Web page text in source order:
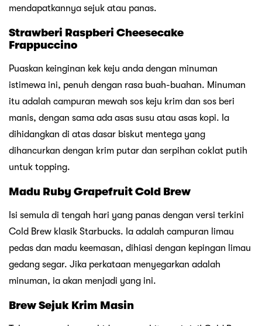
mendapatkannya sejuk atau panas.
Strawberi Raspberi Cheesecake
Frappuccino
Puaskan keinginan kek keju anda dengan minuman
istimewa ini, penuh dengan rasa buah-buahan. Minuman
itu adalah campuran mewah sos keju krim dan sos beri
manis, dengan sama ada asas susu atau asas kopi. Ia
dihidangkan di atas dasar biskut mentega yang
dihancurkan dengan krim putar dan serpihan coklat putih
untuk topping.
Madu Ruby Grapefruit Cold Brew
Isi semula di tengah hari yang panas dengan versi terkini
Cold Brew klasik Starbucks. Ia adalah campuran limau
pedas dan madu keemasan, dihiasi dengan kepingan limau
gedang segar. Jika perkataan menyegarkan adalah
minuman, ia akan menjadi yang ini.
Brew Sejuk Krim Masin